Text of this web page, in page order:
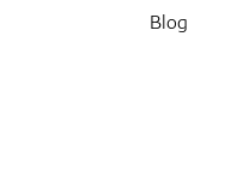
Blog